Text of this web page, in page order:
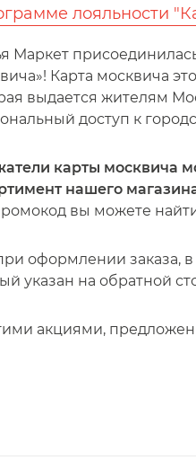
лояльности
Маркет
Карта москвича
выдается жителям
доступ к
карты москвича
нашего
вы можете
оформлении заказа, в
указан на обратной
акциями,